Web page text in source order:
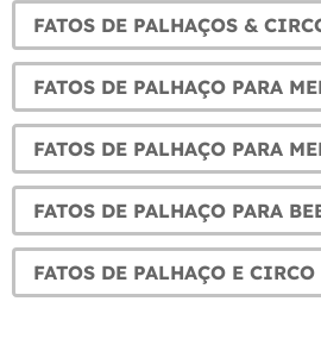
FATOS DE PALHAÇOS &
FATOS DE PALHAÇO PARA
FATOS DE PALHAÇO PARA
FATOS DE PALHAÇO E CIRCO